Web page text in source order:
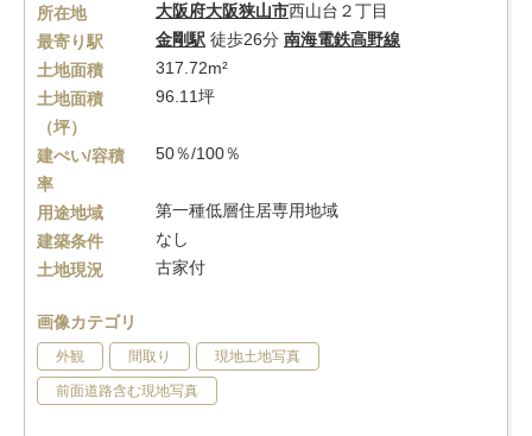
所在地 大阪府大阪狭山市西山台２丁目
最寄り駅
金剛駅 徒歩26分 南海電鉄高野線
土地面積
317.72m²
土地面積
（坪）
96.11坪
建ぺい/容積
率
50％/100％
用途地域
第一種低層住居専用地域
建築条件
なし
土地現況
古家付
画像カテゴリ
外観 間取り 現地土地写真
前面道路含む現地写真